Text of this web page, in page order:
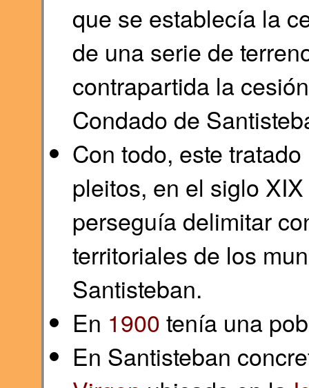
que se establecía la
de una serie de
contrapartida la
Condado de
Con todo, este
pleitos, en el siglo
perseguía delimitar
territoriales de los
Santisteban.
En 1900 tenía una
En Santisteban